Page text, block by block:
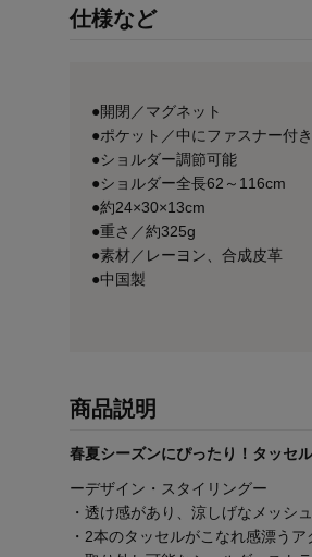
仕様など
●開閉／マグネット
●ポケット／中にファスナー付
●ショルダー
●ショルダー全長62～116cm
●約24×30×13cm
●重さ／約325g
●素材／レーヨン、合成皮革
●中国製
商品説明
春夏シーズンにぴったり！タッセ
ーデザイン・スタイリングー
・透け感があり、涼しげなメッシ
・2本のタッセルがこなれ感漂うア